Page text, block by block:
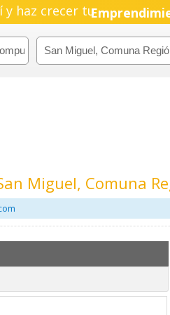
y haz crecer tu
Miguel, Comuna